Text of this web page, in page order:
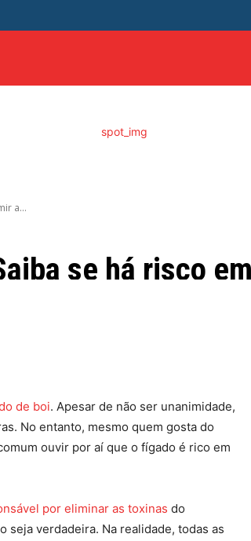
a...
se há risco
de boi. Apesar de não ser unanimidade,
No entanto, mesmo quem gosta do
ouvir por aí que o fígado é rico em
por eliminar as toxinas do
seja verdadeira. Na realidade, todas as